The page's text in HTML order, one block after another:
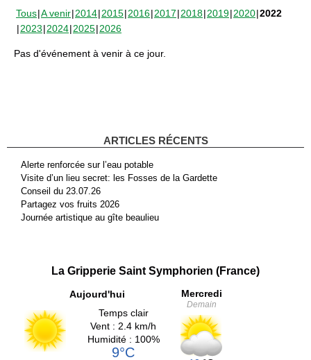
Tous A venir 2014 2015 2016 2017 2018 2019 2020 2022
2023 2024 2025 2026
Pas d'événement à venir à ce jour.
ARTICLES RÉCENTS
Alerte renforcée sur l’eau potable
Visite d’un lieu secret: les Fosses de la Gardette
Conseil du 23.07.26
Partagez vos fruits 2026
Journée artistique au gîte beaulieu
La Gripperie Saint Symphorien (France)
Aujourd'hui
Temps clair
Vent : 2.4 km/h
Humidité : 100%
9°C
Mercredi
Demain